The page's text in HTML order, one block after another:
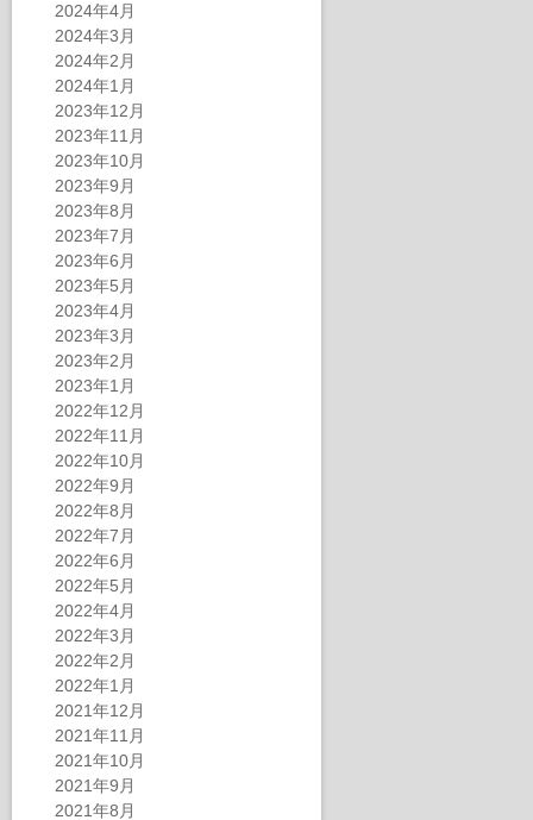
2024年4月
2024年3月
2024年2月
2024年1月
2023年12月
2023年11月
2023年10月
2023年9月
2023年8月
2023年7月
2023年6月
2023年5月
2023年4月
2023年3月
2023年2月
2023年1月
2022年12月
2022年11月
2022年10月
2022年9月
2022年8月
2022年7月
2022年6月
2022年5月
2022年4月
2022年3月
2022年2月
2022年1月
2021年12月
2021年11月
2021年10月
2021年9月
2021年8月